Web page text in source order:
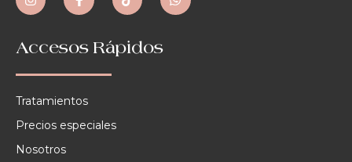
Accesos Rápidos
Tratamientos
Precios especiales
Nosotros